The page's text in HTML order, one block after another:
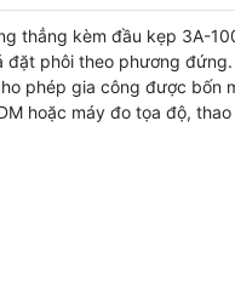
thẳng kèm đầu kẹp 3A-
đặt phôi theo phương
phép gia công được bốn
hoặc máy đo tọa độ,